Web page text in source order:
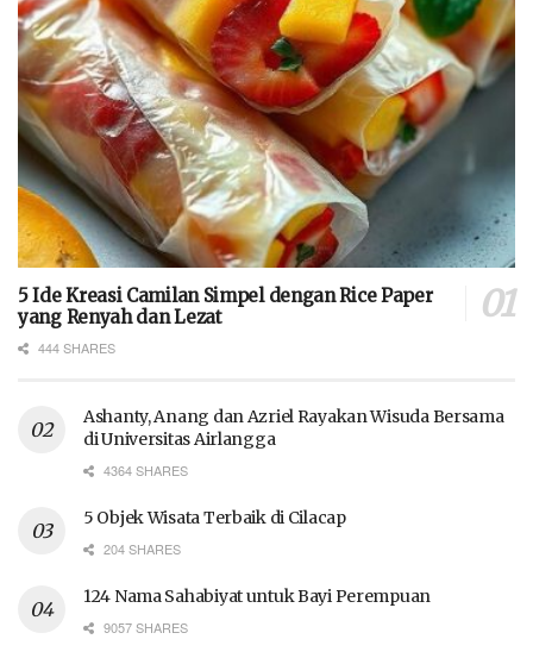
5 Ide Kreasi Camilan Simpel dengan Rice Paper
yang Renyah dan Lezat
444 SHARES
Ashanty, Anang dan Azriel Rayakan Wisuda Bersama
di Universitas Airlangga
4364 SHARES
5 Objek Wisata Terbaik di Cilacap
204 SHARES
124 Nama Sahabiyat untuk Bayi Perempuan
9057 SHARES